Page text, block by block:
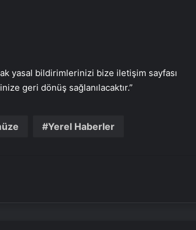
yasal bildirimlerinizi bize iletişim sayfası
geri dönüş sağlanılacaktır.”
Yerel Haberler
Serjoy : Dijital Medya Ajansı, Google